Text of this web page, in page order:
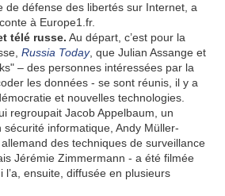
de défense des libertés sur Internet, a
à Europe1.fr.
télé russe. Au départ, c’est pour la
Russia Today, que Julian Assange et
– des personnes intéressées par la
les données - se sont réunis, il y a
et nouvelles technologies.
regroupait Jacob Appelbaum, un
informatique, Andy Müller-
des techniques de surveillance
Jérémie Zimmermann - a été filmée
l’a, ensuite, diffusée en plusieurs